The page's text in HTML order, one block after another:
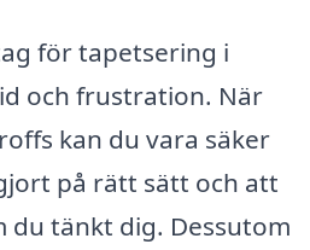
för tapetsering i
och frustration. När
kan du vara säker
på rätt sätt och att
du tänkt dig. Dessutom